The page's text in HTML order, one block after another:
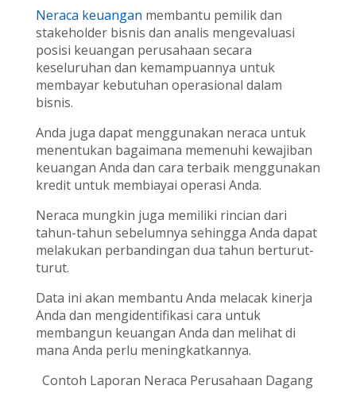
Neraca keuangan membantu pemilik dan
stakeholder bisnis dan analis mengevaluasi
posisi keuangan perusahaan secara
keseluruhan dan kemampuannya untuk
membayar kebutuhan operasional dalam
bisnis.
Anda juga dapat menggunakan neraca untuk
menentukan bagaimana memenuhi kewajiban
keuangan Anda dan cara terbaik menggunakan
kredit untuk membiayai operasi Anda.
Neraca mungkin juga memiliki rincian dari
tahun-tahun sebelumnya sehingga Anda dapat
melakukan perbandingan dua tahun berturut-
turut.
Data ini akan membantu Anda melacak kinerja
Anda dan mengidentifikasi cara untuk
membangun keuangan Anda dan melihat di
mana Anda perlu meningkatkannya.
Contoh Laporan Neraca Perusahaan Dagang